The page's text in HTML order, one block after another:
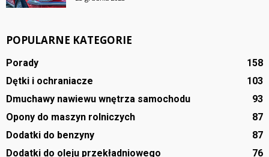
POPULARNE KATEGORIE
Porady
158
Dętki i ochraniacze
103
Dmuchawy nawiewu wnętrza samochodu
93
Opony do maszyn rolniczych
87
Dodatki do benzyny
87
Dodatki do oleju przekładniowego
76